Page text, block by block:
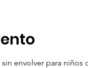
envolver para